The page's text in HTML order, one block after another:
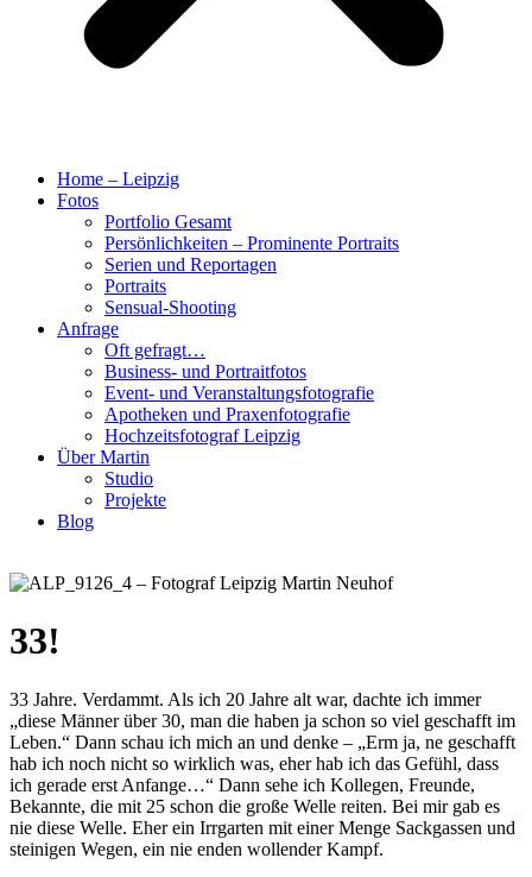
Home – Leipzig
Fotos
Portfolio Gesamt
Persönlichkeiten – Prominente Portraits
Serien und Reportagen
Portraits
Sensual-Shooting
Anfrage
Oft gefragt…
Business- und Portraitfotos
Event- und Veranstaltungsfotografie
Apotheken und Praxenfotografie
Hochzeitsfotograf Leipzig
Über Martin
Studio
Projekte
Blog
33!
33 Jahre. Verdammt. Als ich 20 Jahre alt war, dachte ich immer
„diese Männer über 30, man die haben ja schon so viel geschafft im
Leben.“ Dann schau ich mich an und denke – „Erm ja, ne geschafft
hab ich noch nicht so wirklich was, eher hab ich das Gefühl, dass
ich gerade erst Anfange…“ Dann sehe ich Kollegen, Freunde,
Bekannte, die mit 25 schon die große Welle reiten. Bei mir gab es
nie diese Welle. Eher ein Irrgarten mit einer Menge Sackgassen und
steinigen Wegen, ein nie enden wollender Kampf.